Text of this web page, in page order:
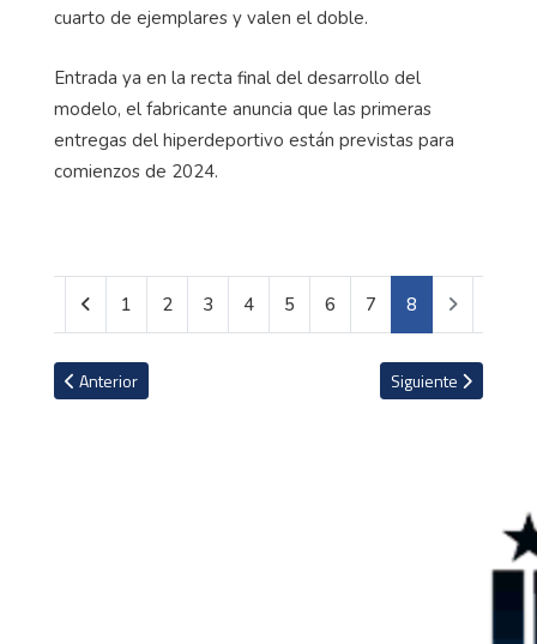
cuarto de ejemplares y valen el doble.
Entrada ya en la recta final del desarrollo del
modelo, el fabricante anuncia que las primeras
entregas del hiperdeportivo están previstas para
comienzos de 2024.
1 2 3 4 5 6 7 8
Artículo anterior: La discreta novia de Haaland que también es
Anterior Artículo siguiente:
Siguiente